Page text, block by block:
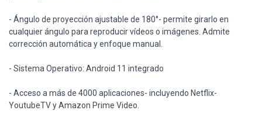
- Ángulo de proyección ajustable de 180°- permite girarlo en
cualquier ángulo para reproducir vídeos o imágenes. Admite
corrección automática y enfoque manual.
- Sistema Operativo: Android 11 integrado
- Acceso a más de 4000 aplicaciones- incluyendo Netflix-
YoutubeTV y Amazon Prime Video.